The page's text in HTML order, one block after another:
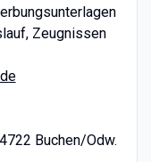
Zeugnissen
Buchen/Odw.